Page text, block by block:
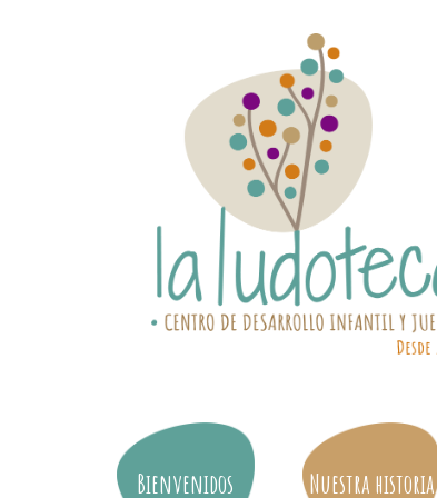
Bienvenidos Nuestra historia